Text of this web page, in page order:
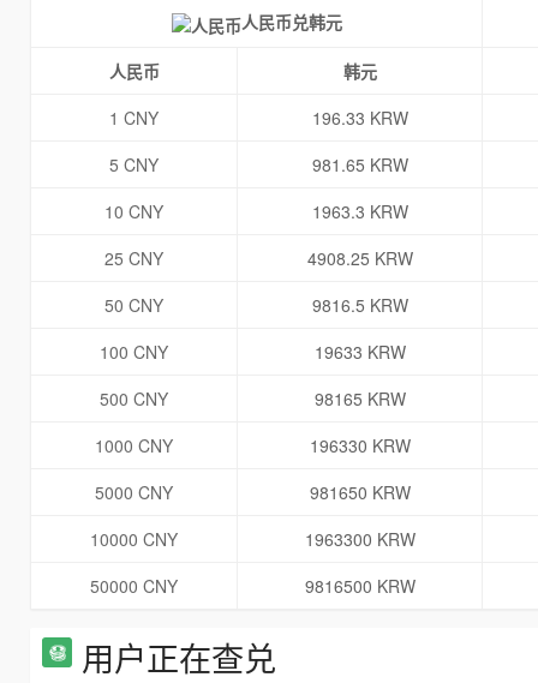
人民币兑韩元
人民币
韩元
1 CNY
196.33 KRW
5 CNY
981.65 KRW
10 CNY
1963.3 KRW
25 CNY
4908.25 KRW
50 CNY
9816.5 KRW
100 CNY
19633 KRW
500 CNY
98165 KRW
1000 CNY
196330 KRW
5000 CNY
981650 KRW
10000 CNY
1963300 KRW
50000 CNY
9816500 KRW
用户正在查兑